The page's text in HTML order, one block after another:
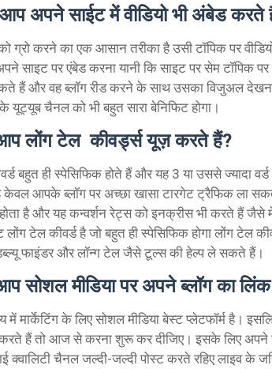
अपने साईट में वीडियो भी अंबेड करते
ग्रो करने का एक आसान तरीका है उसी टॉपिक पर
साइट पर एंबेड करना यानी कि साइट पर सेम टॉपिक
हैं और वह ब्लॉग रीड करने के साथ उसका विजुअल
यूट्यूब चैनल को भी बहुत सारा बेनिफिट होगा।
लोंग टेल कीवर्ड्स यूज़ करते हैं?
बहुत ही स्पेसिफिक होते हैं और यह 3 या उससे ज्यादा
केवल आपके ब्लॉग पर अच्छा खासा टारगेट ट्रैफिक ला
है और यह कन्वर्शन रेट्स को इनक्रीस भी करते हैं जैसे
लोंग टेल कीवर्ड है जो बहुत ही स्पेसिफिक होगा लोंग टेल
फाइंडर और लॉन्ग टेल जैसे टूल्स की हेल्प ले सकते हैं।
सोशल मीडिया पर अपने ब्लॉग का
मार्केटिंग के लिए सोशल मीडिया बेस्ट प्लेटफॉर्म है।
करते हैं तो आज से करना शुरू कर दीजिए। इसके लिए अपने
क्वालिटी चैनल जल्दी-जल्दी पोस्ट करते रहिए लाइव के